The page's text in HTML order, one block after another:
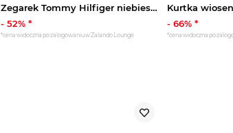
Zegarek Tommy Hilfiger niebieski
- 52% *
*cena widoczna po zalogowaniu w Zalando Lounge
-66% *
*cena widoczna po